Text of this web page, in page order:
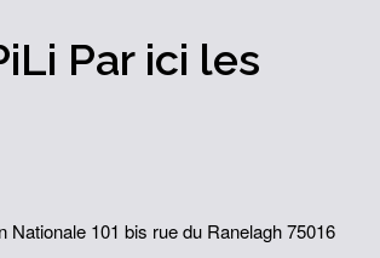
Par ici les
Nationale 101 bis rue du Ranelagh75016